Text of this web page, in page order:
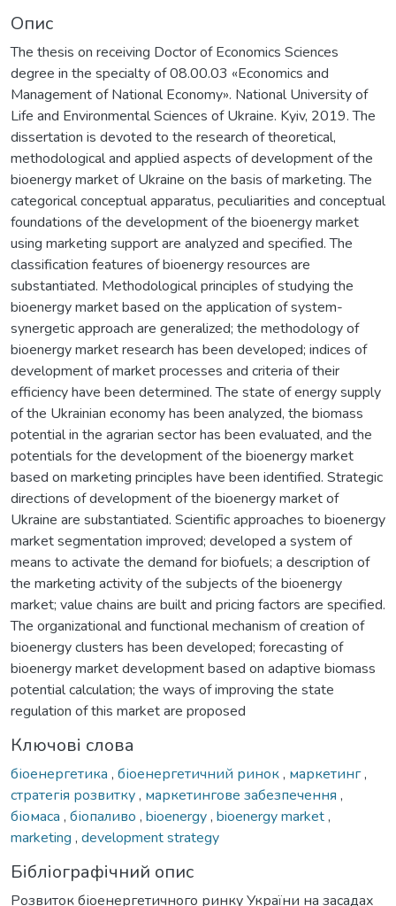
Опис
The thesis on receiving Doctor of Economics Sciences
degree in the specialty of 08.00.03 «Economics and
Management of National Economy». National University of
Life and Environmental Sciences of Ukraine. Kyiv, 2019. The
dissertation is devoted to the research of theoretical,
methodological and applied aspects of development of the
bioenergy market of Ukraine on the basis of marketing. The
categorical conceptual apparatus, peculiarities and conceptual
foundations of the development of the bioenergy market
using marketing support are analyzed and specified. The
classification features of bioenergy resources are
substantiated. Methodological principles of studying the
bioenergy market based on the application of system-
synergetic approach are generalized; the methodology of
bioenergy market research has been developed; indices of
development of market processes and criteria of their
efficiency have been determined. The state of energy supply
of the Ukrainian economy has been analyzed, the biomass
potential in the agrarian sector has been evaluated, and the
potentials for the development of the bioenergy market
based on marketing principles have been identified. Strategic
directions of development of the bioenergy market of
Ukraine are substantiated. Scientific approaches to bioenergy
market segmentation improved; developed a system of
means to activate the demand for biofuels; a description of
the marketing activity of the subjects of the bioenergy
market; value chains are built and pricing factors are specified.
The organizational and functional mechanism of creation of
bioenergy clusters has been developed; forecasting of
bioenergy market development based on adaptive biomass
potential calculation; the ways of improving the state
regulation of this market are proposed
Ключові слова
біоенергетика , біоенергетичний ринок, маркетинг,
стратегія розвитку, маркетингове забезпечення ,
біомаса , біопаливо , bioenergy, bioenergy market,
marketing , development strategy
Бібліографічний опис
Розвиток біоенергетичного ринку України на засадах